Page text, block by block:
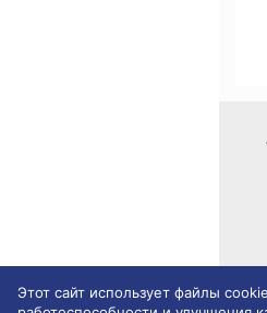
Этот сайт использует файлы